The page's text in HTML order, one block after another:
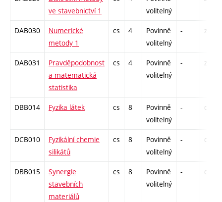
ve stavebnictví 1
volitelný
DAB030
Numerické
metody 1
cs 4
Povinně
volitelný
- zá
DAB031
Pravděpodobnost
a matematická
statistika
cs 4
Povinně
volitelný
- zá
DBB014 Fyzika látek cs 8
Povinně
volitelný
- drzk
DCB010
Fyzikální chemie
silikátů
cs 8
Povinně
volitelný
- drzk
DBB015
Synergie
stavebních
materiálů
cs 8
Povinně
volitelný
- drzk